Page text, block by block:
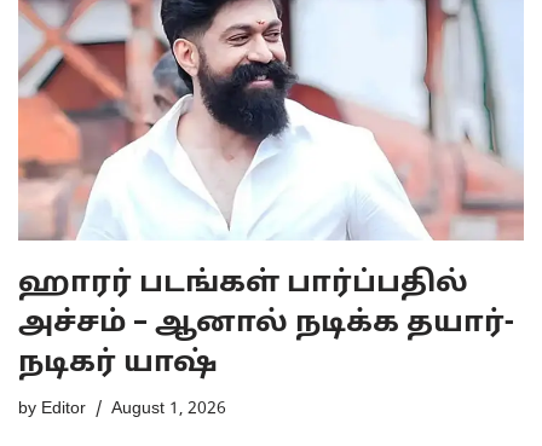
ஹாரர் படங்கள் பார்ப்பதில்
அச்சம் – ஆனால் நடிக்க தயார்-
நடிகர் யாஷ்
by Editor August 1, 2026